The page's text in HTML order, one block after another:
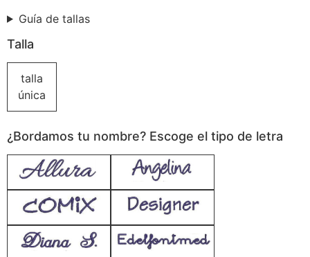
Guía de tallas
Talla
talla
única
¿Bordamos tu nombre? Escoge el tipo de letra